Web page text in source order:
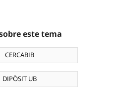
este tema
CERCABIB
DIPÒSIT UB